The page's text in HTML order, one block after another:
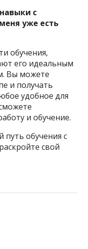
с
уже есть
обучения,
его идеальным
Вы можете
и получать
удобное для
и обучение.
путь обучения с
свой